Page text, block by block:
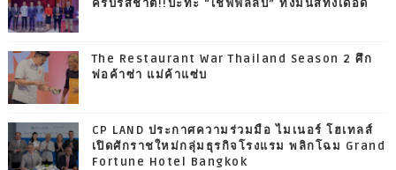
ครบรสชาติ!!ปะทะ “เชฟฟิลลิป” ทั้งมันส์ทั้งเดือด
The Restaurant War Thailand Season 2 ศึก
พ่อค้าซ่า แม่ค้าแซ่บ
CP LAND ประกาศความร่วมมือ ไมเนอร์ โฮเทลส์
เปิดศักราชใหม่กลุ่มธุรกิจโรงแรม พลิกโฉม Grand
Fortune Hotel Bangkok